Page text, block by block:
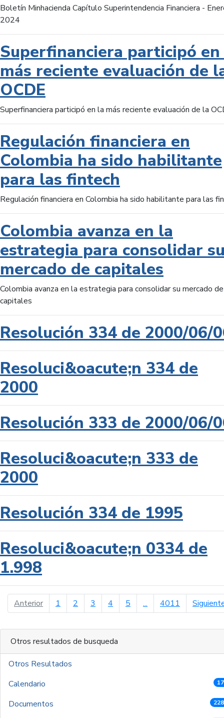
Boletín Minhacienda Capítulo Superintendencia Financiera -
2024
Superfinanciera participó
más reciente evaluación de
OCDE
Superfinanciera participó en la más reciente evaluación de la
Regulación financiera en
Colombia ha sido habilitante
para las fintech
Regulación financiera en Colombia ha sido habilitante para las
Colombia avanza en la
estrategia para consolidar
mercado de capitales
Colombia avanza en la estrategia para consolidar su mercado de
capitales
Resolución 334 de 2000/06/
Resoluci&oacute;n 334 de
2000
Resolución 333 de 2000/06/
Resoluci&oacute;n 333 de
2000
Resolución 334 de 1995
Resoluci&oacute;n 0334 de
1.998
Anteriorpágina anterior
1 2 3 4 5 ... 4011
Otros resultados de busqueda
Otros Resultados
Calendario
Documentos